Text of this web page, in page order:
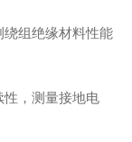
组绝缘材料性能
，测量接地电